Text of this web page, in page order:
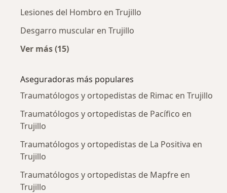
Lesiones del Hombro en Trujillo
Desgarro muscular en Trujillo
Ver más (15)
Aseguradoras más populares
Traumatólogos y ortopedistas de Rimac en Trujillo
Traumatólogos y ortopedistas de Pacífico en
Trujillo
Traumatólogos y ortopedistas de La Positiva en
Trujillo
Traumatólogos y ortopedistas de Mapfre en
Trujillo